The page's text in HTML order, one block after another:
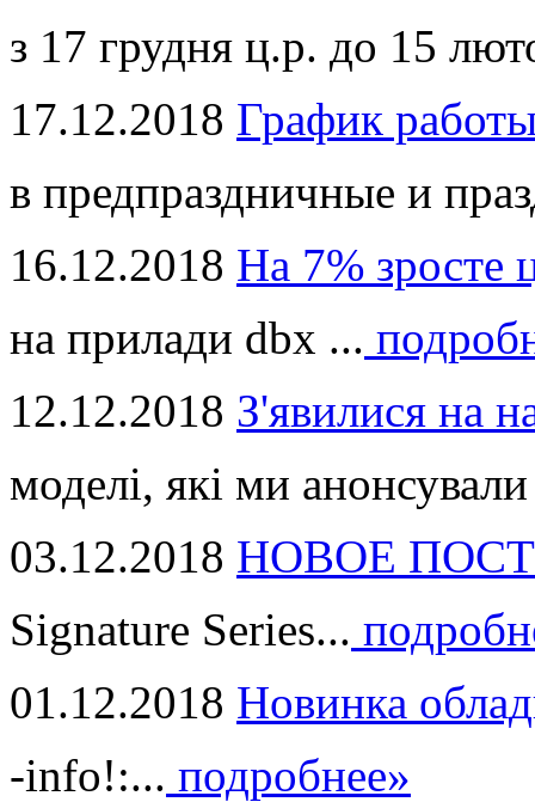
з 17 грудня ц.р. до 15
17.12.2018 График
в предпраздничные и
16.12.2018 На 7% зросте
на прилади dbx ...
12.12.2018 З'явилися на
моделі, які ми
03.12.2018 НОВОЕ
Signature Series...
01.12.2018 Новинка
-info!:... подробнее»